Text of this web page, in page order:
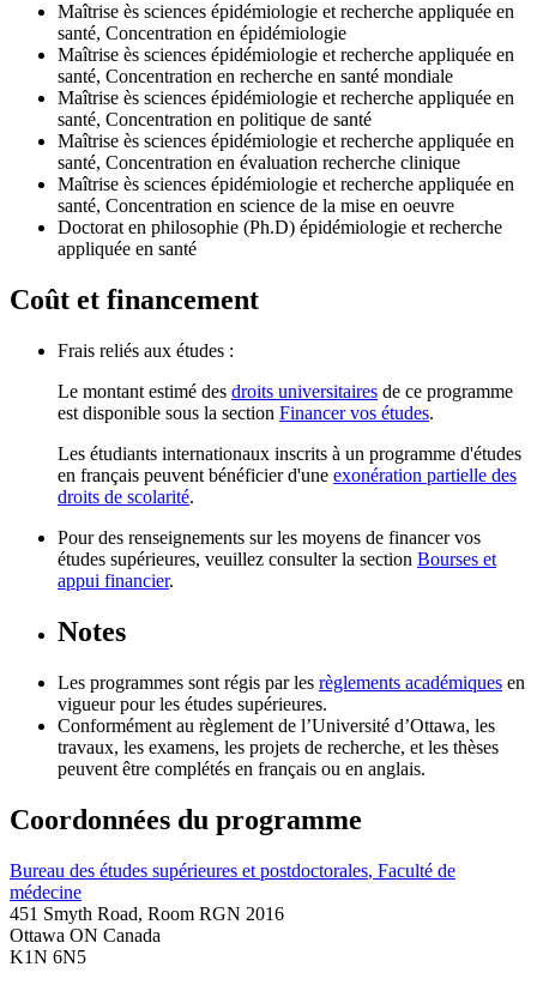
Maîtrise ès sciences épidémiologie et recherche appliquée en
santé, Concentration en épidémiologie
Maîtrise ès sciences épidémiologie et recherche appliquée en
santé, Concentration en recherche en santé mondiale
Maîtrise ès sciences épidémiologie et recherche appliquée en
santé, Concentration en politique de santé
Maîtrise ès sciences épidémiologie et recherche appliquée en
santé, Concentration en évaluation recherche clinique
Maîtrise ès sciences épidémiologie et recherche appliquée en
santé, Concentration en science de la mise en oeuvre
Doctorat en philosophie (Ph.D) épidémiologie et recherche
appliquée en santé
Coût et financement
Frais reliés aux études :
Le montant estimé des droits universitaires de ce programme
est disponible sous la section Financer vos études.
Les étudiants internationaux inscrits à un programme d'études
en français peuvent bénéficier d'une exonération partielle des
droits de scolarité.
Pour des renseignements sur les moyens de financer vos
études supérieures, veuillez consulter la section Bourses et
appui financier.
Notes
Les programmes sont régis par les règlements académiques en
vigueur pour les études supérieures.
Conformément au règlement de l’Université d’Ottawa, les
travaux, les examens, les projets de recherche, et les thèses
peuvent être complétés en français ou en anglais.
Coordonnées du programme
Bureau des études supérieures et postdoctorales, Faculté de
médecine
451 Smyth Road, Room RGN 2016
Ottawa ON Canada
K1N 6N5